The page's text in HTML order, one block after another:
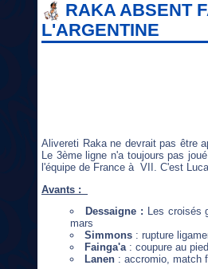
RAKA ABSENT
L'ARGENTINE
Alivereti Raka ne devrait pas être
Le 3ème ligne n'a toujours pas
l'équipe de France à VII. C'est
Avants :
Dessaigne : Les croisés
mars
Simmons: rupture
Fainga'a: coupure au
Lanen: accromio, match